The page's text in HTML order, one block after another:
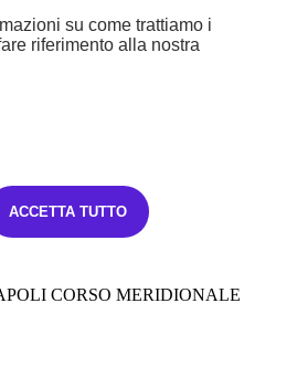
CORSO MERIDIONALE
su come trattiamo i
riferimento alla nostra
ACCETTA TUTTO